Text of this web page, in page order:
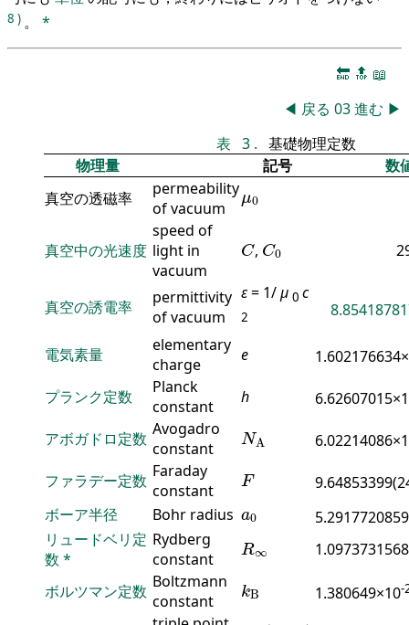
8 ) 。 *
🔚 🔝 📖
◀ 戻る 03進む ▶
表 3 . 基礎物理定数
物理量
記号
数
真空の透磁率
permeability
of vacuum
μ0
μ0
真空中の光速度
speed of
light in
vacuum
C
C, C0
C0
真空の誘電率
permittivity
of vacuum
ε= 1/μ 0 c
2
電気素量
elementary
charge
e
プランク定数
Planck
constant
h
アボガドロ定数 Avogadro
constant
NA
NA
ファラデー定数 Faraday
constant
F
F
ボーア半径
Bohr radius a0
a0
リュードベリ定
数 *
Rydberg
constant
R∞
R∞
ボルツマン定数 Boltzmann
constant
kB
kB 1.380649×10-